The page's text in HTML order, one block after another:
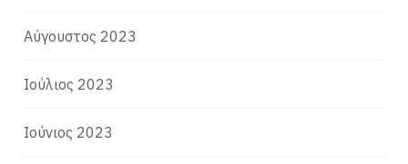
Αύγουστος 2023
Ιούλιος 2023
Ιούνιος 2023